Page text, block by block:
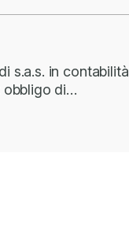
s.a.s. in contabilità
obbligo di…